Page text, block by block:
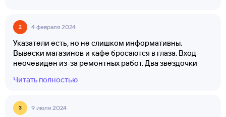
2 4 февраля 2024
Указатели есть, но не слишком информативны.
Вывески магазинов и кафе бросаются в глаза. Вход
неочевиден из-за ремонтных работ. Два звездочки
Читать полностью
3 9 июля 2024